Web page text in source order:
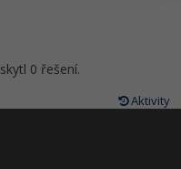
0 řešení.
Aktivity